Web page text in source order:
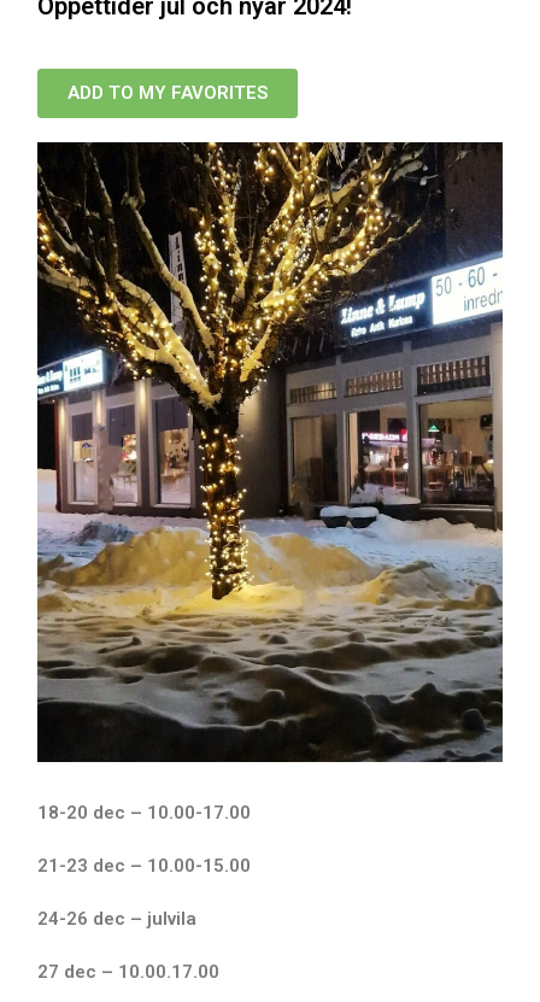
Öppettider jul och nyår 2024!
ADD TO MY FAVORITES
18-20 dec – 10.00-17.00
21-23 dec – 10.00-15.00
24-26 dec – julvila
27 dec – 10.00.17.00